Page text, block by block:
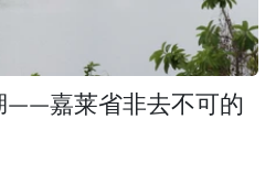
——嘉莱省非去不可的